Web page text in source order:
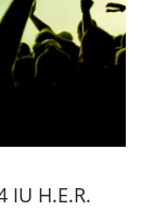
IU H.E.R.